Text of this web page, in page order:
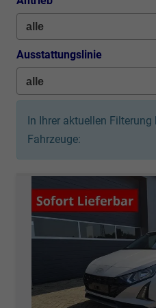
Ausstattungslinie
In Ihrer aktuellen Filterung
Fahrzeuge: